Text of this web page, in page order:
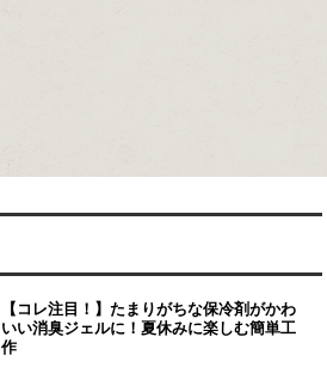
【コレ注目！】たまりがちな保冷剤がかわ
いい消臭ジェルに！夏休みに楽しむ簡単工
作